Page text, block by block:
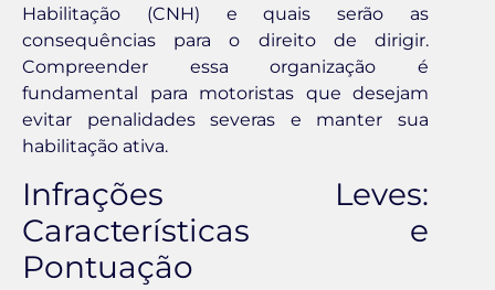
Habilitação (CNH) e quais serão as
consequências para o direito de dirigir.
Compreender essa organização é
fundamental para motoristas que desejam
evitar penalidades severas e manter sua
habilitação ativa.
Infrações Leves:
Características e
Pontuação